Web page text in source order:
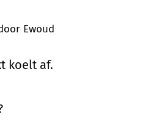
Ewoud
koelt af.